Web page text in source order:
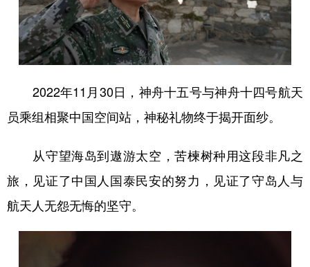
2022年11月30日，神舟十五号与神舟十四号航天
员乘组相聚中国空间站，神秘礼物终于揭开面纱。
从守望海岛到遨游太空，苦楝树种用这段非凡之
旅，见证了中国人国泰民安的努力，见证了守岛人与
航天人无怨无悔的坚守。